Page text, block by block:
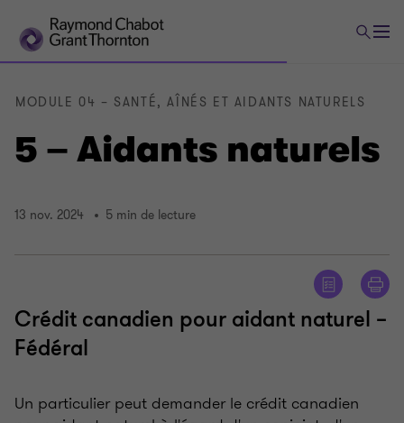
5 – Aidants naturels
MODULE 04 – SANTÉ, AÎNÉS ET AIDANTS NATURELS
13 nov. 2024 5 min de lecture
Crédit canadien pour aidant naturel –
Fédéral
Un particulier peut demander le crédit canadien